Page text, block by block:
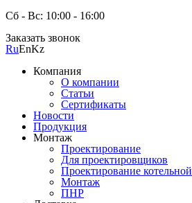
Сб - Вс: 10:00 - 16:00
Заказать звонок
RuEnKz
Компания
О компании
Статьи
Сертификаты
Новости
Продукция
Монтаж
Проектирование
Для проектировщиков
Проектирование котельной
Монтаж
ПНР